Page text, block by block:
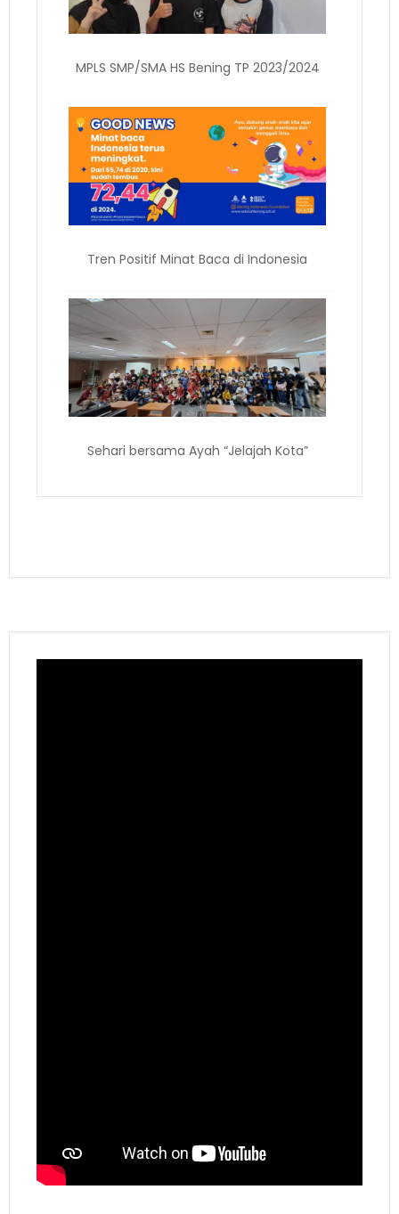
MPLS SMP/SMA HS Bening TP 2023/2024
Tren Positif Minat Baca di Indonesia
Sehari bersama Ayah “Jelajah Kota”